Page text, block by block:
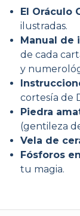
El Oráculo
ilustradas.
Manual de
de cada
y
cortesía de
Piedra
(gentileza
Vela de
Fósforos
tu magia.